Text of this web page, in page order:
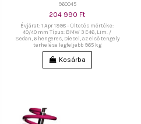
960045
204 990 Ft
Évjárat: 1 Apr 1998 - Ültetés mértéke:
40/40 mm Típus: BMW 3 E46, Lim. /
Sedan, 6 hengeres, Diesel, az első tengely
terhelése legfeljebb 965 kg
Kosárba